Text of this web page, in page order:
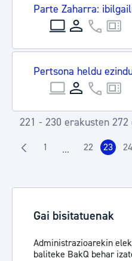
Parte Zaharra:
Pertsona heldu
221 - 230 erakusten
Orrialdea
1 ...Intermediate
Orrialdea
22 23 24
Gai bisitatuenak
Administrazioarekin
baliteke BakQ behar